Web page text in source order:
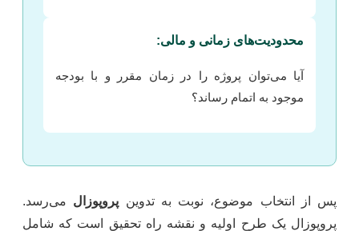
محدودیت‌های زمانی و مالی:
آیا می‌توان پروژه را در زمان مقرر و با بودجه
موجود به اتمام رساند؟
پس از انتخاب موضوع، نوبت به تدوین پروپوزال می‌رسد.
پروپوزال یک طرح اولیه و نقشه راه تحقیق است که شامل